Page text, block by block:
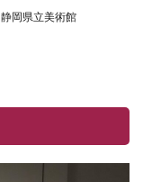
静岡県立美術館